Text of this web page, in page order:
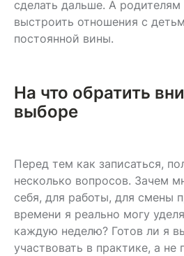
сделать дальше. А
выстроить отношения с
постоянной вины.
На что обратить
выборе
Перед тем как записаться,
несколько вопросов. Зачем
себя, для работы, для смены
времени я реально могу
каждую неделю? Готов ли я
участвовать в практике, а не